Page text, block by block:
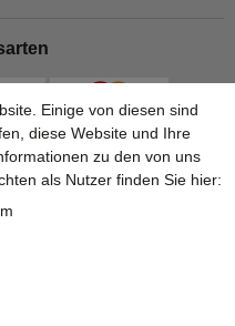
Einige von diesen sind
diese Website und Ihre
zu den von uns
als Nutzer finden Sie hier: